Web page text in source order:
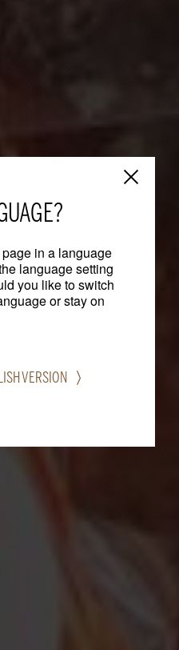
in a language
language setting
you like to switch
or stay on
VERSION